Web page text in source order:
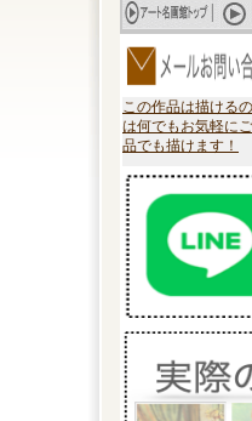
この作品は描ける
は何でもお気軽に
品でも描けます！